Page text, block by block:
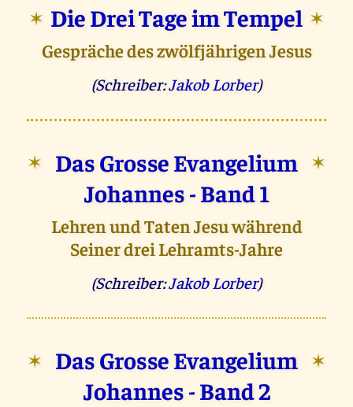
✶ Die Drei Tage im Tempel ✶
Gespräche des zwölfjährigen Jesus
(Schreiber:Jakob Lorber)
✶
Das Grosse Evangelium
Johannes - Band 1
✶
Lehren und Taten Jesu während
Seiner drei Lehramts-Jahre
(Schreiber:Jakob Lorber)
✶
Das Grosse Evangelium
Johannes - Band 2
✶